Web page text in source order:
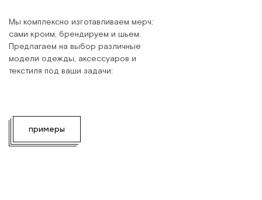
Мы комплексно изготавливаем мерч:
сами кроим, брендируем и шьем.
Предлагаем на выбор различные
модели одежды, аксессуаров и
текстиля под ваши задачи:
примеры